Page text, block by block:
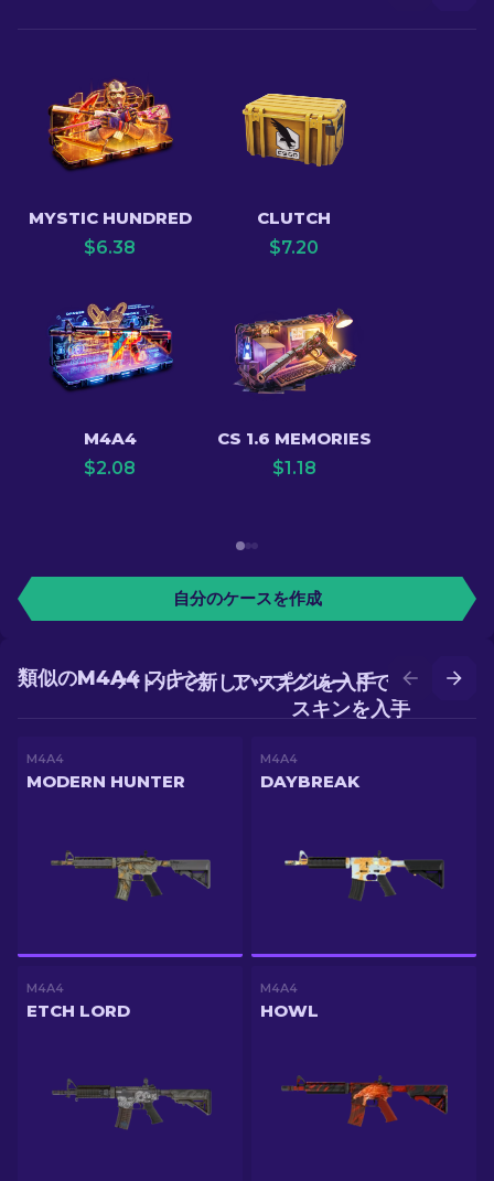
MYSTIC HUNDRED
$6.38
CLUTCH
$7.20
M4A4
$2.08
CS 1.6 MEMORIES
$1.18
自分のケースを作成
アップグレードでより良い
スキンを入手
バトルで新しいスキンを入手
類似のM4A4 スキン
M4A4
MODERN HUNTER
M4A4
DAYBREAK
M4A4
ETCH LORD
M4A4
HOWL